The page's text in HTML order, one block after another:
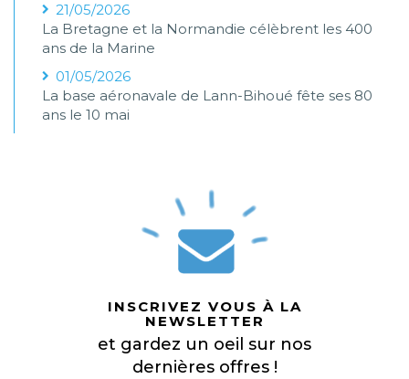
21/05/2026
La Bretagne et la Normandie célèbrent les 400
ans de la Marine
01/05/2026
La base aéronavale de Lann-Bihoué fête ses 80
ans le 10 mai
INSCRIVEZ VOUS À LA
NEWSLETTER
et gardez un oeil sur nos
dernières offres !